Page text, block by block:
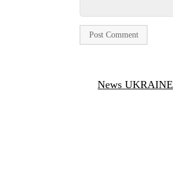
News UKRAINE